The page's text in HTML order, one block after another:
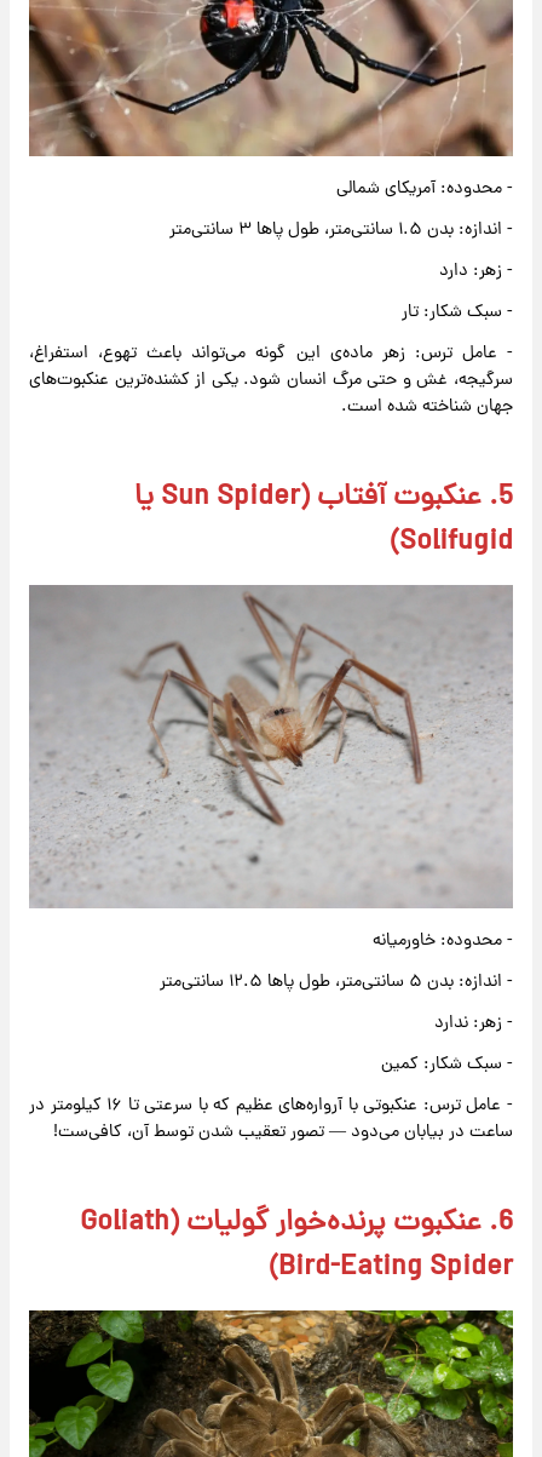
- محدوده: آمریکای شمالی
- اندازه: بدن ۱.۵ سانتی‌متر، طول پاها ۳ سانتی‌متر
- زهر: دارد
- سبک شکار: تار
- عامل ترس: زهر ماده‌ی این گونه می‌تواند باعث تهوع، استفراغ،
سرگیجه، غش و حتی مرگ انسان شود. یکی از کشنده‌ترین عنکبوت‌های
جهان شناخته شده است.
5. عنکبوت آفتاب (Sun Spider یا
Solifugid)
- محدوده: خاورمیانه
- اندازه: بدن ۵ سانتی‌متر، طول پاها ۱۲.۵ سانتی‌متر
- زهر: ندارد
- سبک شکار: کمین
- عامل ترس: عنکبوتی با آرواره‌های عظیم که با سرعتی تا ۱۶ کیلومتر در
ساعت در بیابان می‌دود — تصور تعقیب شدن توسط آن، کافی‌ست!
6. عنکبوت پرنده‌خوار گولیات (Goliath
Bird-Eating Spider)